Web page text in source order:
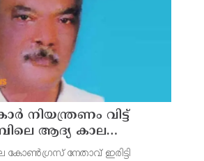
നിയന്ത്രണം വിട്ട്
ആദ്യ കാല
മരിച്ചു
കോണ്‍ഗ്രസ് നേതാവ് ഇരിട്ടി